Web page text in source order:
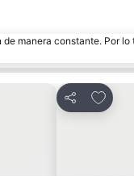
manera constante. Por
Compartir
Añadir